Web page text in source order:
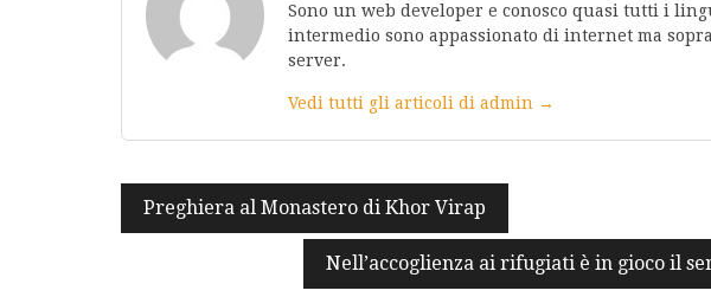
Sono un web developer e conosco quasi tutti i
intermedio sono appassionato di internet ma
server.
Vedi tutti gli articoli di admin →
Navigazione
articoli
Preghiera al Monastero di Khor Virap
Nell’accoglienza ai rifugiati è in gioco il